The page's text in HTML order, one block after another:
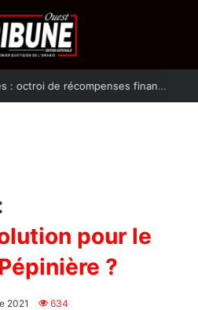
Lutte contre les drogues : octroi de récompenses financières aux dénonciateurs de trafiquants
pour le
?
2021 634